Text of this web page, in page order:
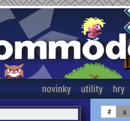
novinky utility hry
# a